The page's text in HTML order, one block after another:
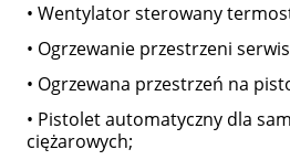
• Wentylator sterowany
• Ogrzewanie przestrzeni
• Ogrzewana przestrzeń na
• Pistolet automatyczny dla
ciężarowych;